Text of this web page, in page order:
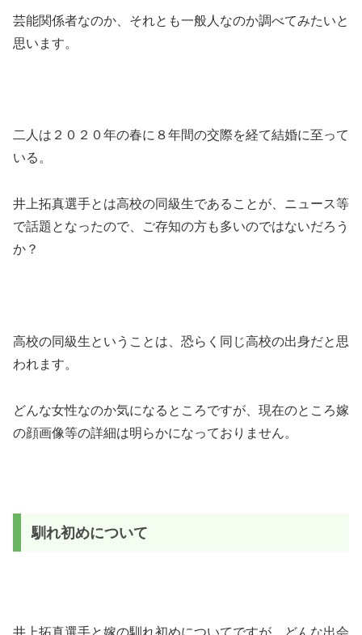
芸能関係者なのか、それとも一般人なのか調べてみたいと
思います。
二人は２０２０年の春に８年間の交際を経て結婚に至って
いる。
井上拓真選手とは高校の同級生であることが、ニュース等
で話題となったので、ご存知の方も多いのではないだろう
か？
高校の同級生ということは、恐らく同じ高校の出身だと思
われます。
どんな女性なのか気になるところですが、現在のところ嫁
の顔画像等の詳細は明らかになっておりません。
馴れ初めについて